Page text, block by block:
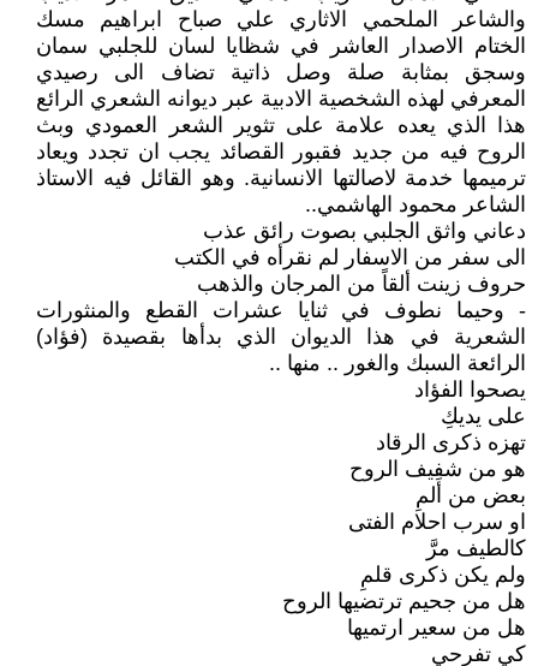
والشاعر الملحمي الاثاري علي صباح ابراهيم مسك
الختام الاصدار العاشر في شظايا لسان للجلبي سمان
وسجق بمثابة صلة وصل ذاتية تضاف الى رصيدي
المعرفي لهذه الشخصية الادبية عبر ديوانه الشعري الرائع
هذا الذي يعده علامة على تثوير الشعر العمودي وبث
الروح فيه من جديد فقبور القصائد يجب ان تجدد ويعاد
ترميمها خدمة لاصالتها الانسانية. وهو القائل فيه الاستاذ
الشاعر محمود الهاشمي..
دعاني واثق الجلبي بصوت رائق عذب
الى سفر من الاسفار لم نقرأه في الكتب
حروف زينت ألقاً من المرجان والذهب
- وحيما نطوف في ثنايا عشرات القطع والمنثورات
الشعرية في هذا الديوان الذي بدأها بقصيدة (فؤاد)
الرائعة السبك والغور .. منها ..
يصحوا الفؤاد
على يديكِ
تهزه ذكرى الرقاد
هو من شفيف الروح
بعض من أَلمِ
او سرب احلام الفتى
كالطيف مرَّ
ولم يكن ذكرى قلمِ
هل من جحيم ترتضيها الروح
هل من سعير ارتميها
كي تفرحي